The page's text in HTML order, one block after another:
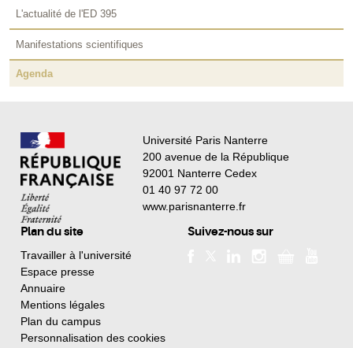
L'actualité de l'ED 395
Manifestations scientifiques
Agenda
Université Paris Nanterre
200 avenue de la République
92001 Nanterre Cedex
01 40 97 72 00
www.parisnanterre.fr
Plan du site
Travailler à l'université
Espace presse
Annuaire
Mentions légales
Plan du campus
Personnalisation des cookies
Suivez-nous sur